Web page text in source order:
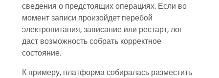
сведения о предстоящих операциях. Если во
момент записи произойдет перебой
электропитания, зависание или рестарт, лог
даст возможность собрать корректное
состояние.
К примеру, платформа собиралась разместить